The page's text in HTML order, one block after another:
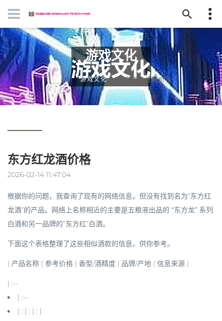
游戏文化
首页 游戏文化 东方红龙酒价格
东方红龙酒价格
2026-02-14 11:47:04
根据你的问题，我查询了现有的网络信息，但没有找到名为“东方红
龙酒”的产品。网络上名称相近的主要是五粮液出品的 “东方龙” 系列
白酒和另一品牌的“东方红”白酒。
下面这个表格整理了这些相似酒款的信息，供你参考。
| 产品名称 | 参考价格 | 香型/酒精度 | 品牌/产地 | 信息来源 |
| :--
| :--
| : | : | : |